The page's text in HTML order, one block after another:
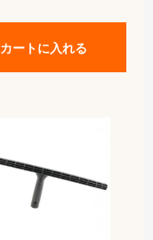
カートに入れる